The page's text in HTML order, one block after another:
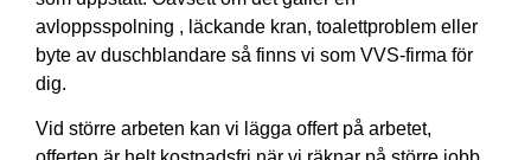
avloppsspolning , läckande kran, toalettproblem eller
byte av duschblandare så finns vi som VVS-firma för
dig.
Vid större arbeten kan vi lägga offert på arbetet,